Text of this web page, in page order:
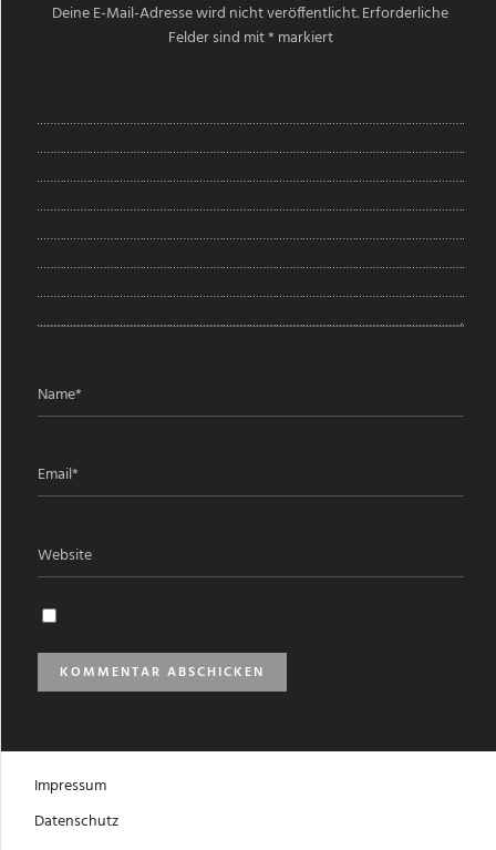
Deine E-Mail-Adresse wird nicht veröffentlicht.Erforderliche
Felder sind mit* markiert
Impressum
Datenschutz